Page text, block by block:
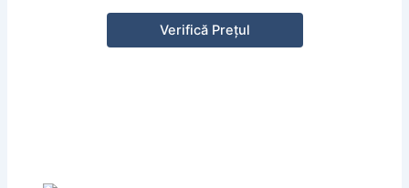
Verifică Prețul